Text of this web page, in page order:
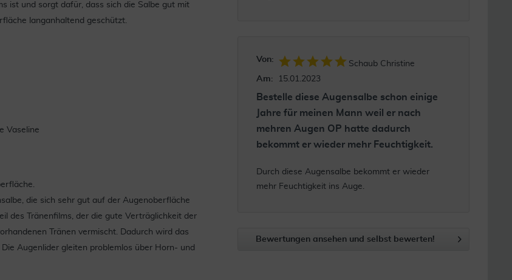
ist und sorgt dafür, dass sich die Salbe gut mit
langanhaltend geschützt.
Vaseline
die sich sehr gut auf der Augenoberfläche
des Tränenfilms, der die gute Verträglichkeit der
Tränen vermischt. Dadurch wird das
Augenlider gleiten problemlos über Horn- und
Von:
Schaub Christine
Am:
15.01.2023
Bestelle diese Augensalbe schon einige
Jahre für meinen Mann weil er nach
mehren Augen OP hatte dadurch
bekommt er wieder mehr Feuchtigkeit.
Durch diese Augensalbe bekommt er wieder
mehr Feuchtigkeit ins Auge.
Bewertungen ansehen und selbst bewerten!